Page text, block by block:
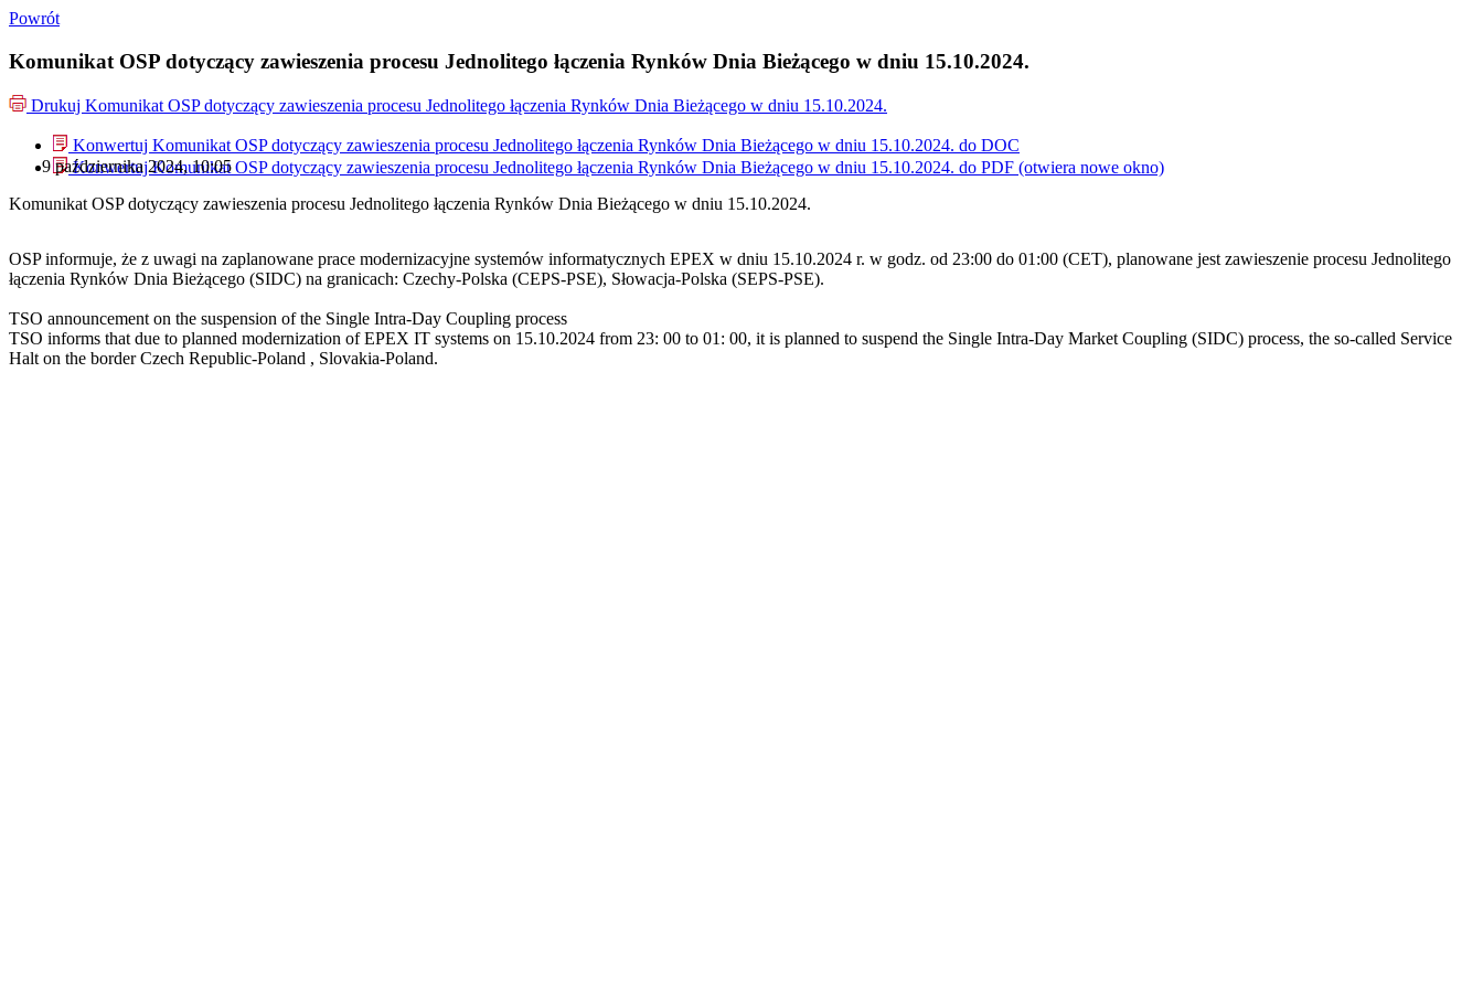
Powrót
Komunikat OSP dotyczący zawieszenia procesu Jednolitego łączenia Rynków Dnia Bieżącego w dniu 15.10.2024.
Drukuj Komunikat OSP dotyczący zawieszenia procesu Jednolitego łączenia Rynków Dnia Bieżącego w dniu 15.10.2024.
Konwertuj Komunikat OSP dotyczący zawieszenia procesu Jednolitego łączenia Rynków Dnia Bieżącego w dniu 15.10.2024. do DOC
Konwertuj Komunikat OSP dotyczący zawieszenia procesu Jednolitego łączenia Rynków Dnia Bieżącego w dniu 15.10.2024. do PDF (otwiera nowe okno)
9 października 2024, 10:05
Komunikat OSP dotyczący zawieszenia procesu Jednolitego łączenia Rynków Dnia Bieżącego w dniu 15.10.2024.
OSP informuje, że z uwagi na zaplanowane prace modernizacyjne systemów informatycznych EPEX w dniu 15.10.2024 r. w godz. od 23:00 do 01:00 (CET), planowane jest zawieszenie procesu Jednolitego
łączenia Rynków Dnia Bieżącego (SIDC) na granicach: Czechy-Polska (CEPS-PSE), Słowacja-Polska (SEPS-PSE).
TSO announcement on the suspension of the Single Intra-Day Coupling process
TSO informs that due to planned modernization of EPEX IT systems on 15.10.2024 from 23: 00 to 01: 00, it is planned to suspend the Single Intra-Day Market Coupling (SIDC) process, the so-called Service
Halt on the border Czech Republic-Poland , Slovakia-Poland.